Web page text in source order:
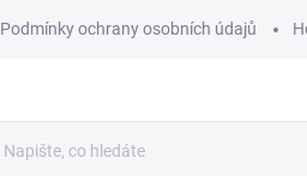
Podmínky ochrany osobních údajů